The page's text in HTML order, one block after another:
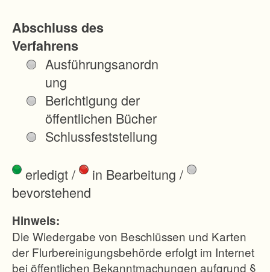
Abschluss des
Verfahrens
Ausführungsanordn
ung
Berichtigung der
öffentlichen Bücher
Schlussfeststellung
erledigt/ in Bearbeitung /
bevorstehend
Hinweis:
Die Wiedergabe von Beschlüssen und Karten
der Flurbereinigungsbehörde erfolgt im Internet
bei öffentlichen Bekanntmachungen aufgrund §